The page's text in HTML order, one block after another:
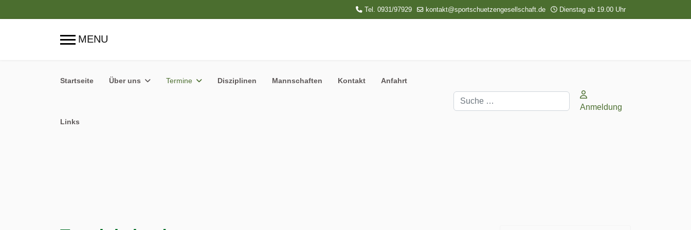
Tel. 0931/97929 kontakt@sportschuetzengesellschaft.de Dienstag ab 19.00 Uhr
Startseite Über uns Termine Disziplinen Mannschaften Kontakt Anfahrt
Links
Suchen
Anmeldung